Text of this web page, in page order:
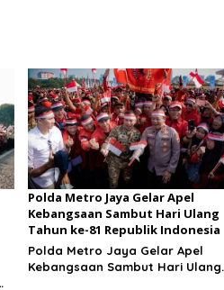
Polda Metro Jaya Gelar Apel
Kebangsaan Sambut Hari Ulang
Tahun ke-81 Republik Indonesia
Polda Metro Jaya Gelar Apel
Kebangsaan Sambut Hari Ulang